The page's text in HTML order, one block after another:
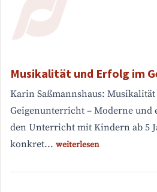
Musikalität und Erfolg im
Karin Saßmannshaus:
Geigenunterricht – Moderne und
den Unterricht mit Kindern ab 5
konkret... weiterlesen